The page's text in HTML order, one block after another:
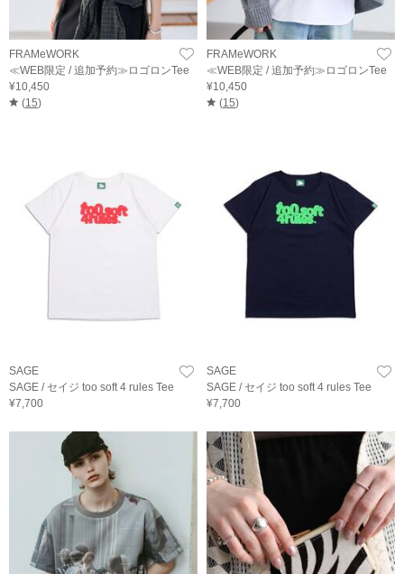
FRAMeWORK
≪WEB限定 / 追加予約≫ロゴロンTee
¥10,450
(15)
FRAMeWORK
≪WEB限定 / 追加予約≫ロゴロンTee
¥10,450
(15)
SAGE
SAGE / セイジ too soft 4 rules Tee
¥7,700
SAGE
SAGE / セイジ too soft 4 rules Tee
¥7,700